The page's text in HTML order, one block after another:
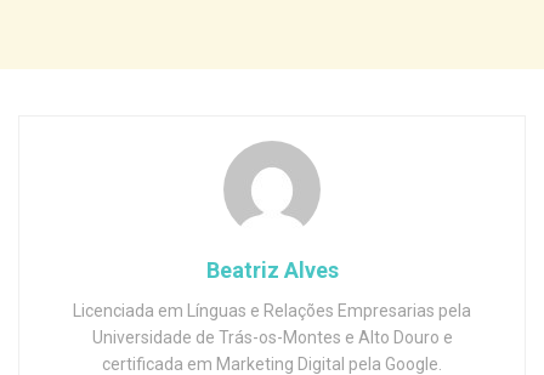
Beatriz Alves
Licenciada em Línguas e Relações Empresarias pela
Universidade de Trás-os-Montes e Alto Douro e
certificada em Marketing Digital pela Google.